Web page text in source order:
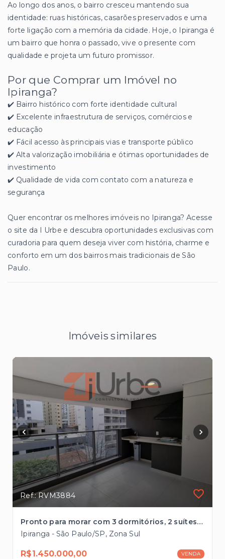
Ao longo dos anos, o bairro cresceu mantendo sua
identidade: ruas históricas, casarões preservados e uma
forte ligação com a memória da cidade. Hoje, o Ipiranga é
um bairro que honra o passado, vive o presente com
qualidade e projeta um futuro promissor.
Por que Comprar um Imóvel no
Ipiranga?
✔️ Bairro histórico com forte identidade cultural
✔️ Excelente infraestrutura de serviços, comércios e
educação
✔️ Fácil acesso às principais vias e transporte público
✔️ Alta valorização imobiliária e ótimas oportunidades de
investimento
✔️ Qualidade de vida com contato com a natureza e
segurança
Quer encontrar os melhores imóveis no Ipiranga? Acesse
o site da I Urbe e descubra oportunidades exclusivas com
curadoria para quem deseja viver com história, charme e
conforto em um dos bairros mais tradicionais de São
Paulo.
Imóveis similares
Ref.: RVM3884
Pronto para morar com 3 dormitórios, 2 suítes à venda, 105 m² no Ipiranga
Ipiranga - São Paulo/SP, Zona Sul
R$1.450.000,00 VENDA